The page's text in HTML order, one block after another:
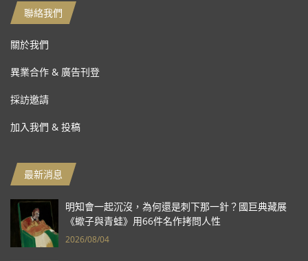
聯絡我們
關於我們
異業合作 & 廣告刊登
採訪邀請
加入我們 & 投稿
最新消息
明知會一起沉沒，為何還是刺下那一針？國巨典藏展
《蠍子與青蛙》用66件名作拷問人性
2026/08/04